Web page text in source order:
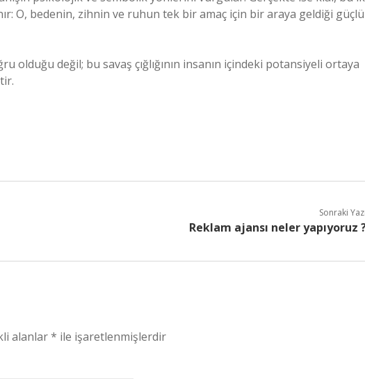
O, bedenin, zihnin ve ruhun tek bir amaç için bir araya geldiği güçlü
olduğu değil; bu savaş çığlığının insanın içindeki potansiyeli ortaya
Sonraki
Reklam ajansı neler yapıyoruz
alanlar* ile işaretlenmişlerdir